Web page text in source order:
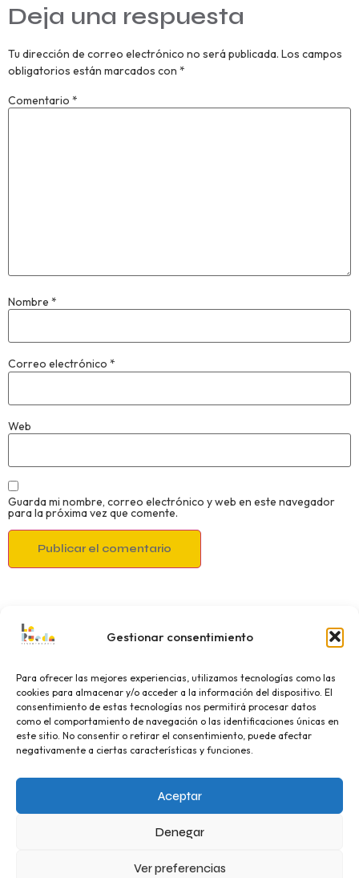
Gestionar consentimiento
Para ofrecer las mejores experiencias, utilizamos tecnologías como las
cookies para almacenar y/o acceder a la información del dispositivo. El
consentimiento de estas tecnologías nos permitirá procesar datos
como el comportamiento de navegación o las identificaciones únicas en
este sitio. No consentir o retirar el consentimiento, puede afectar
negativamente a ciertas características y funciones.
Aceptar
Denegar
Ver preferencias
Deja una respuesta
Tu dirección de correo electrónico no será publicada. Los campos
obligatorios están marcados con *
Comentario *
Nombre *
Correo electrónico *
Web
Guarda mi nombre, correo electrónico y web en este navegador
para la próxima vez que comente.
Tumor Cerebral, Paralisis Cerebral, Parkinson, Ictus, Esclerosis